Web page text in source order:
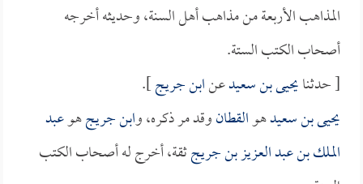
المذاهب الأربعة من مذاهب أهل السنة، وحديثه أخرجه
أصحاب الكتب الستة.
[ حدثنايحيى بن سعيدعنابن جريج].
يحيى بن سعيدهوالقطانوقد مر ذكره، وابن جريجهوعبد
الملك بن عبد العزيز بن جريجثقة، أخرج له أصحاب الكتب